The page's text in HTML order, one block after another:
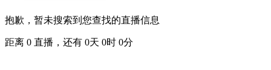
抱歉，暂未搜索到您查找的直播信息
距离 0 直播，还有 0天 0时 0分